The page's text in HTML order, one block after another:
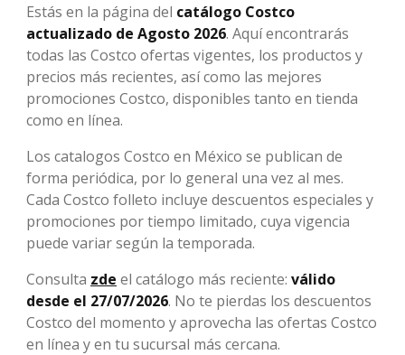
Estás en la página del catálogo Costco
actualizado de Agosto 2026. Aquí encontrarás
todas las Costco ofertas vigentes, los productos y
precios más recientes, así como las mejores
promociones Costco, disponibles tanto en tienda
como en línea.
Los catalogos Costco en México se publican de
forma periódica, por lo general una vez al mes.
Cada Costco folleto incluye descuentos especiales y
promociones por tiempo limitado, cuya vigencia
puede variar según la temporada.
Consulta zde el catálogo más reciente: válido
desde el 27/07/2026. No te pierdas los descuentos
Costco del momento y aprovecha las ofertas Costco
en línea y en tu sucursal más cercana.